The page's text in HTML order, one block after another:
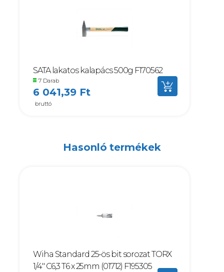
SATA lakatos kalapács 500g F170562
7 Darab
6 041,39 Ft
bruttó
Hasonló termékek
Wiha Standard 25-ös bit sorozat TORX
1/4" C6,3 T6 x 25mm (01712) F195305